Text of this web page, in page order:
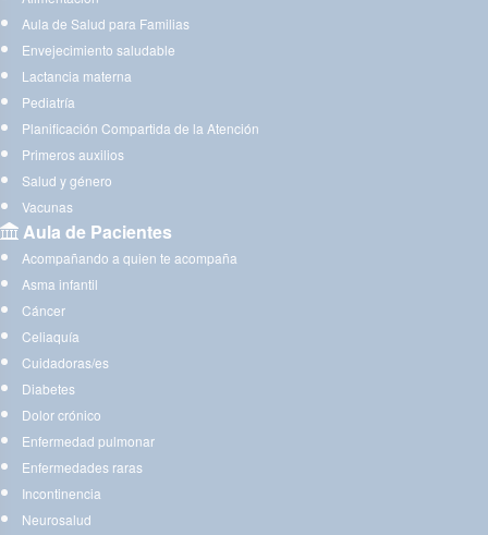
Aula de Salud para Familias
Envejecimiento saludable
Lactancia materna
Pediatría
Planificación Compartida de la Atención
Primeros auxilios
Salud y género
Vacunas
Aula de Pacientes
Acompañando a quien te acompaña
Asma infantil
Cáncer
Celiaquía
Cuidadoras/es
Diabetes
Dolor crónico
Enfermedad pulmonar
Enfermedades raras
Incontinencia
Neurosalud